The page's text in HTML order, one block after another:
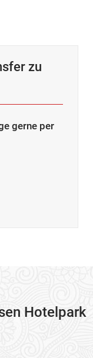
zu
gerne per
Hotelpark